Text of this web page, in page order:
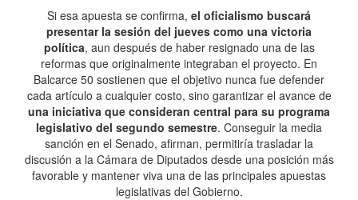
Si esa apuesta se confirma, el oficialismo buscará
presentar la sesión del jueves como una victoria
política, aun después de haber resignado una de las
reformas que originalmente integraban el proyecto. En
Balcarce 50 sostienen que el objetivo nunca fue defender
cada artículo a cualquier costo, sino garantizar el avance de
una iniciativa que consideran central para su programa
legislativo del segundo semestre. Conseguir la media
sanción en el Senado, afirman, permitiría trasladar la
discusión a la Cámara de Diputados desde una posición más
favorable y mantener viva una de las principales apuestas
legislativas del Gobierno.